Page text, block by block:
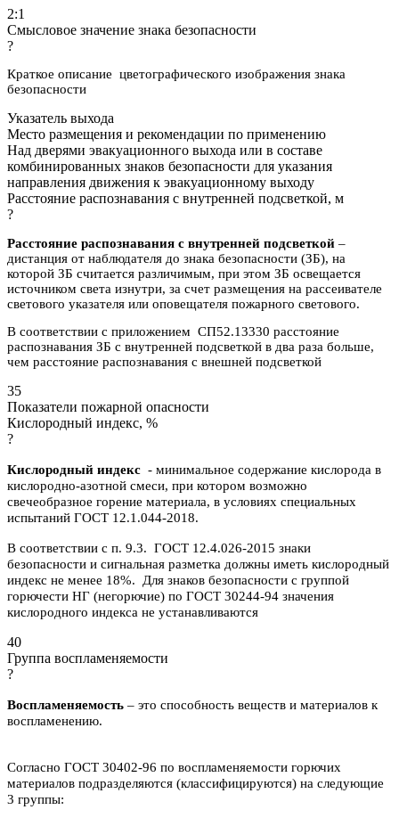
2:1
Смысловое значение знака безопасности
?
Краткое описание цветографического изображения знака
безопасности
Указатель выхода
Место размещения и рекомендации по применению
Над дверями эвакуационного выхода или в составе
комбинированных знаков безопасности для указания
направления движения к эвакуационному выходу
Расстояние распознавания с внутренней подсветкой, м
?
Расстояние распознавания с внутренней подсветкой –
дистанция от наблюдателя до знака безопасности (ЗБ), на
которой ЗБ считается различимым, при этом ЗБ освещается
источником света изнутри, за счет размещения на рассеивателе
светового указателя или оповещателя пожарного светового.
В соответствии с приложением СП52.13330 расстояние
распознавания ЗБ с внутренней подсветкой в два раза больше,
чем расстояние распознавания с внешней подсветкой
35
Показатели пожарной опасности
Кислородный индекс, %
?
Кислородный индекс - минимальное содержание кислорода в
кислородно-азотной смеси, при котором возможно
свечеобразное горение материала, в условиях специальных
испытаний ГОСТ 12.1.044-2018.
В соответствии с п. 9.3. ГОСТ 12.4.026-2015 знаки
безопасности и сигнальная разметка должны иметь кислородный
индекс не менее 18%. Для знаков безопасности с группой
горючести НГ (негорючие) по ГОСТ 30244-94 значения
кислородного индекса не устанавливаются
40
Группа воспламеняемости
?
Воспламеняемость – это способность веществ и материалов к
воспламенению.
Согласно ГОСТ 30402-96 по воспламеняемости горючих
материалов подразделяются (классифицируются) на следующие
3 группы: